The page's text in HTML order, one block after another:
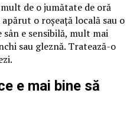
de o jumătate de oră
o roșeață locală sau o
sân e sensibilă, mult mai
sau gleznă. Tratează-o
e mai bine să